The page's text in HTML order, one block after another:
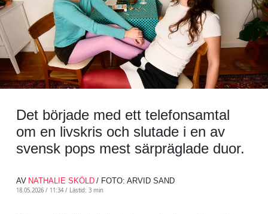
Det började med ett telefonsamtal
om en livskris och slutade i en av
svensk pops mest särpräglade duor.
AV NATHALIE SKÖLD / FOTO: ARVID SAND
18.05.2026 / 11:34 / Lästid: 3 min